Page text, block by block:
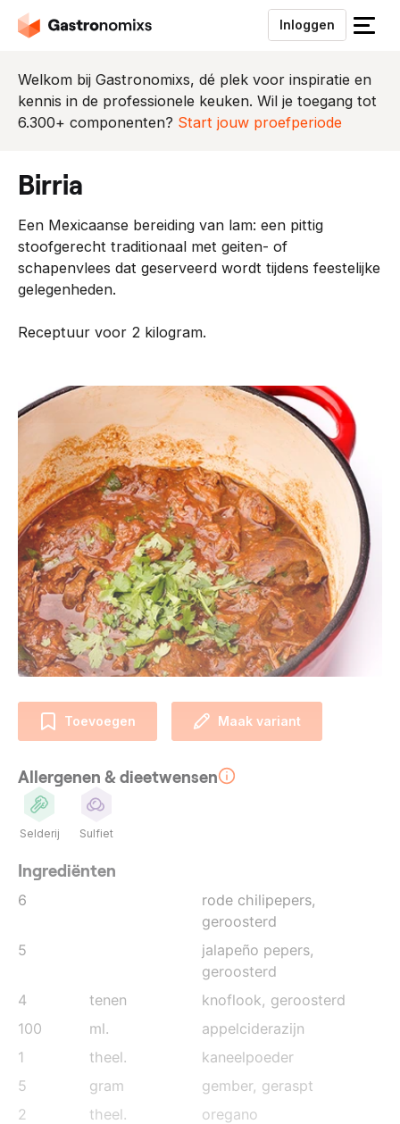
Inloggen
S
u
i
u
Welkom bij Gastronomixs, dé plek voor inspiratie en
kennis in de professionele keuken. Wil je toegang tot
6.300+ componenten? Start jouw proefperiode
birria
Een Mexicaanse bereiding van lam: een pittig
stoofgerecht traditionaal met geiten- of
schapenvlees dat geserveerd wordt tijdens feestelijke
gelegenheden.
Receptuur voor 2 kilogram.
Toevoegen Maak variant
Allergenen & dieetwensen
Selderij Sulfiet
Ingrediënten
6 rode chilipepers,
geroosterd
5
jalapeño pepers,
geroosterd
4
tenen knoflook, geroosterd
100
ml.
appelciderazijn
1
theel.
kaneelpoeder
5
gram gember, geraspt
2
theel.
oregano